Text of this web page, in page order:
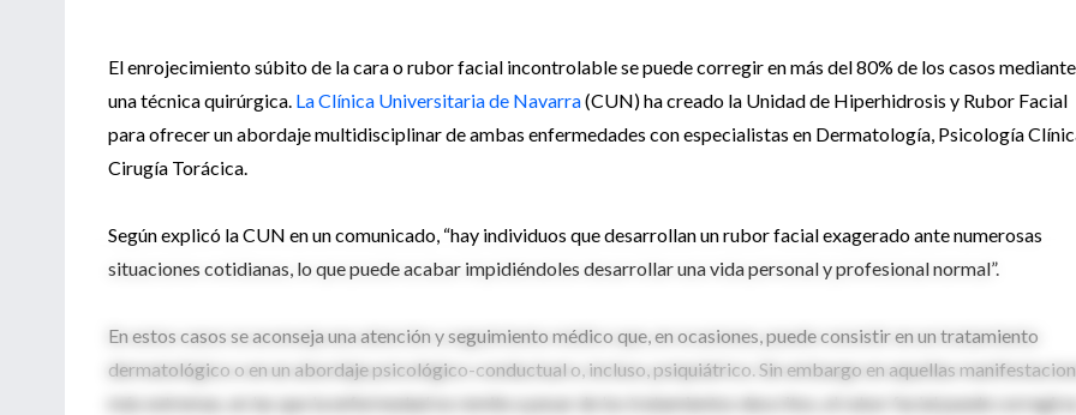
El enrojecimiento súbito de la cara o rubor facial incontrolable se puede corregir en más del 80% de los casos mediante
una técnica quirúrgica. La Clínica Universitaria de Navarra(CUN) ha creado la Unidad de Hiperhidrosis y Rubor Facial
para ofrecer un abordaje multidisciplinar de ambas enfermedades con especialistas en Dermatología, Psicología
Cirugía Torácica.
Según explicó la CUN en un comunicado, “hay individuos que desarrollan un rubor facial exagerado ante numerosas
situaciones cotidianas, lo que puede acabar impidiéndoles desarrollar una vida personal y profesional normal”.
En estos casos se aconseja una atención y seguimiento médico que, en ocasiones, puede consistir en un tratamiento
dermatológico o en un abordaje psicológico-conductual o, incluso, psiquiátrico. Sin embargo en aquellas
más extremas, en las que la enfermedad no remite a pesar de los tratamientos descritos, el rubor facial puede